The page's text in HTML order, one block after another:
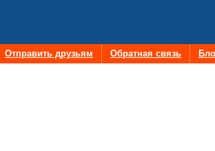
Отправить друзьям Обратная связь